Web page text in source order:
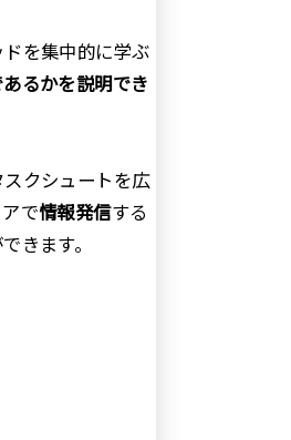
を集中的に学ぶ
るかを説明でき
クシュートを広
で情報発信する
きます。